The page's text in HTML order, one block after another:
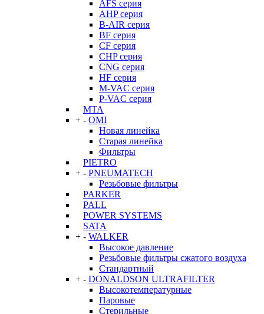
AFS серия
AHP серия
B-AIR серия
BF серия
CF серия
CHP серия
CNG серия
HF серия
M-VAC серия
P-VAC серия
MTA
+ - OMI
Новая линейка
Старая линейка
Фильтры
PIETRO
+ - PNEUMATECH
Резьбовые фильтры
PARKER
PALL
POWER SYSTEMS
SATA
+ - WALKER
Высокое давление
Резьбовые фильтры сжатого воздуха
Стандартный
+ - DONALDSON ULTRAFILTER
Высокотемпературные
Паровые
Стерильные